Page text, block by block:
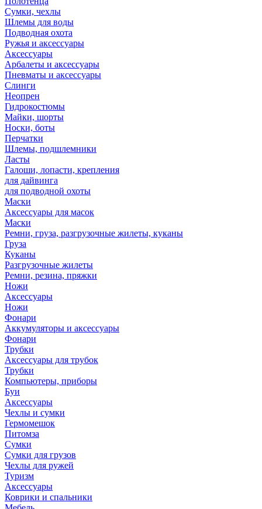
Сумки, чехлы
Шлемы для воды
Подводная охота
Ружья и аксессуары
Аксессуары
Арбалеты и аксессуары
Пневматы и аксессуары
Слинги
Неопрен
Гидрокостюмы
Майки, шорты
Носки, боты
Перчатки
Шлемы, подшлемники
Ласты
Галоши, лопасти, крепления
для дайвинга
для подводной охоты
Маски
Аксессуары для масок
Маски
Ремни, груза, разгрузочные жилеты, куканы
Груза
Куканы
Разгрузочные жилеты
Ремни, резина, пряжки
Ножи
Аксессуары
Ножи
Фонари
Аккумуляторы и аксессуары
Фонари
Трубки
Аксессуары для трубок
Трубки
Компьютеры, приборы
Буи
Аксессуары
Чехлы и сумки
Гермомешок
Питомза
Сумки
Сумки для грузов
Чехлы для ружей
Туризм
Аксессуары
Коврики и спальники